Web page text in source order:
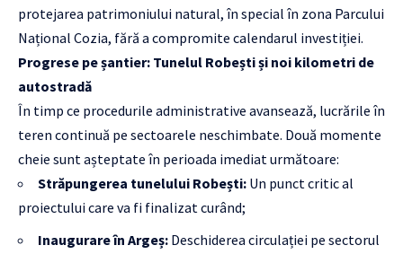
protejarea patrimoniului natural, în special în zona Parcului
Național Cozia, fără a compromite calendarul investiției.
Progrese pe șantier: Tunelul Robești și noi kilometri de
autostradă
În timp ce procedurile administrative avansează, lucrările în
teren continuă pe sectoarele neschimbate. Două momente
cheie sunt așteptate în perioada imediat următoare:
Străpungerea tunelului Robești: Un punct critic al
proiectului care va fi finalizat curând;
Inaugurare în Argeș: Deschiderea circulației pe sectorul